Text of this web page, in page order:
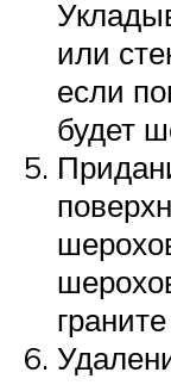
или
если
будет